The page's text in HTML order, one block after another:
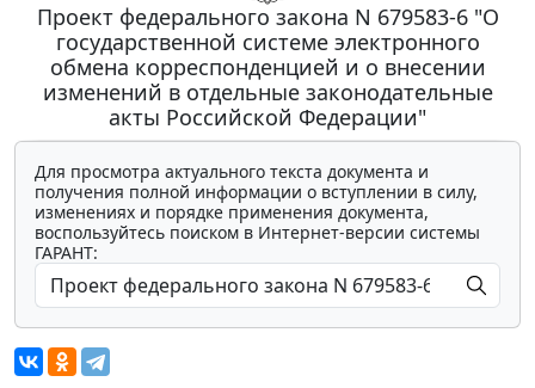
Проект федерального закона N 679583-6 "О
государственной системе электронного
обмена корреспонденцией и о внесении
изменений в отдельные законодательные
акты Российской Федерации"
Для просмотра актуального текста документа и
получения полной информации о вступлении в силу,
изменениях и порядке применения документа,
воспользуйтесь поиском в Интернет-версии системы
ГАРАНТ: